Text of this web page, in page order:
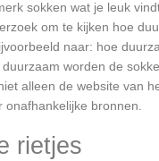
sokken wat je leuk
om te kijken hoe
naar: hoe
worden de
alleen de website van
onafhankelijke bronnen.
rietjes